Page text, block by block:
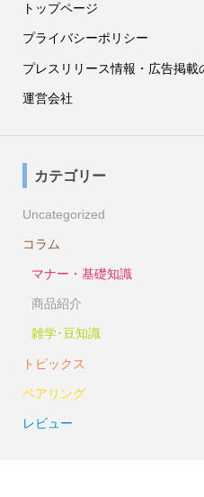
トップページ
プライバシーポリシー
プレスリリース情報・広告掲載
運営会社
カテゴリー
Uncategorized
コラム
マナー・基礎知識
商品紹介
雑学･豆知識
トピックス
ペアリング
レビュー